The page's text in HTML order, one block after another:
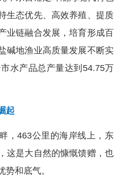
生态优先、高效养殖、提质
业链融合发展，培育形成百
碱地渔业高质量发展不断实
水产品总产量达到54.75万
起
，463公里的海岸线上，东
这是大自然的慷慨馈赠，也
势和底气。